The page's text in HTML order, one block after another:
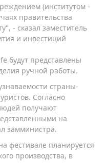
(институтом -
правительства
- сказал заместитель
и инвестиций
будут представлены
ручной работы.
страны-
Согласно
получают
на
замминистра.
фестивале планируется
производства, в